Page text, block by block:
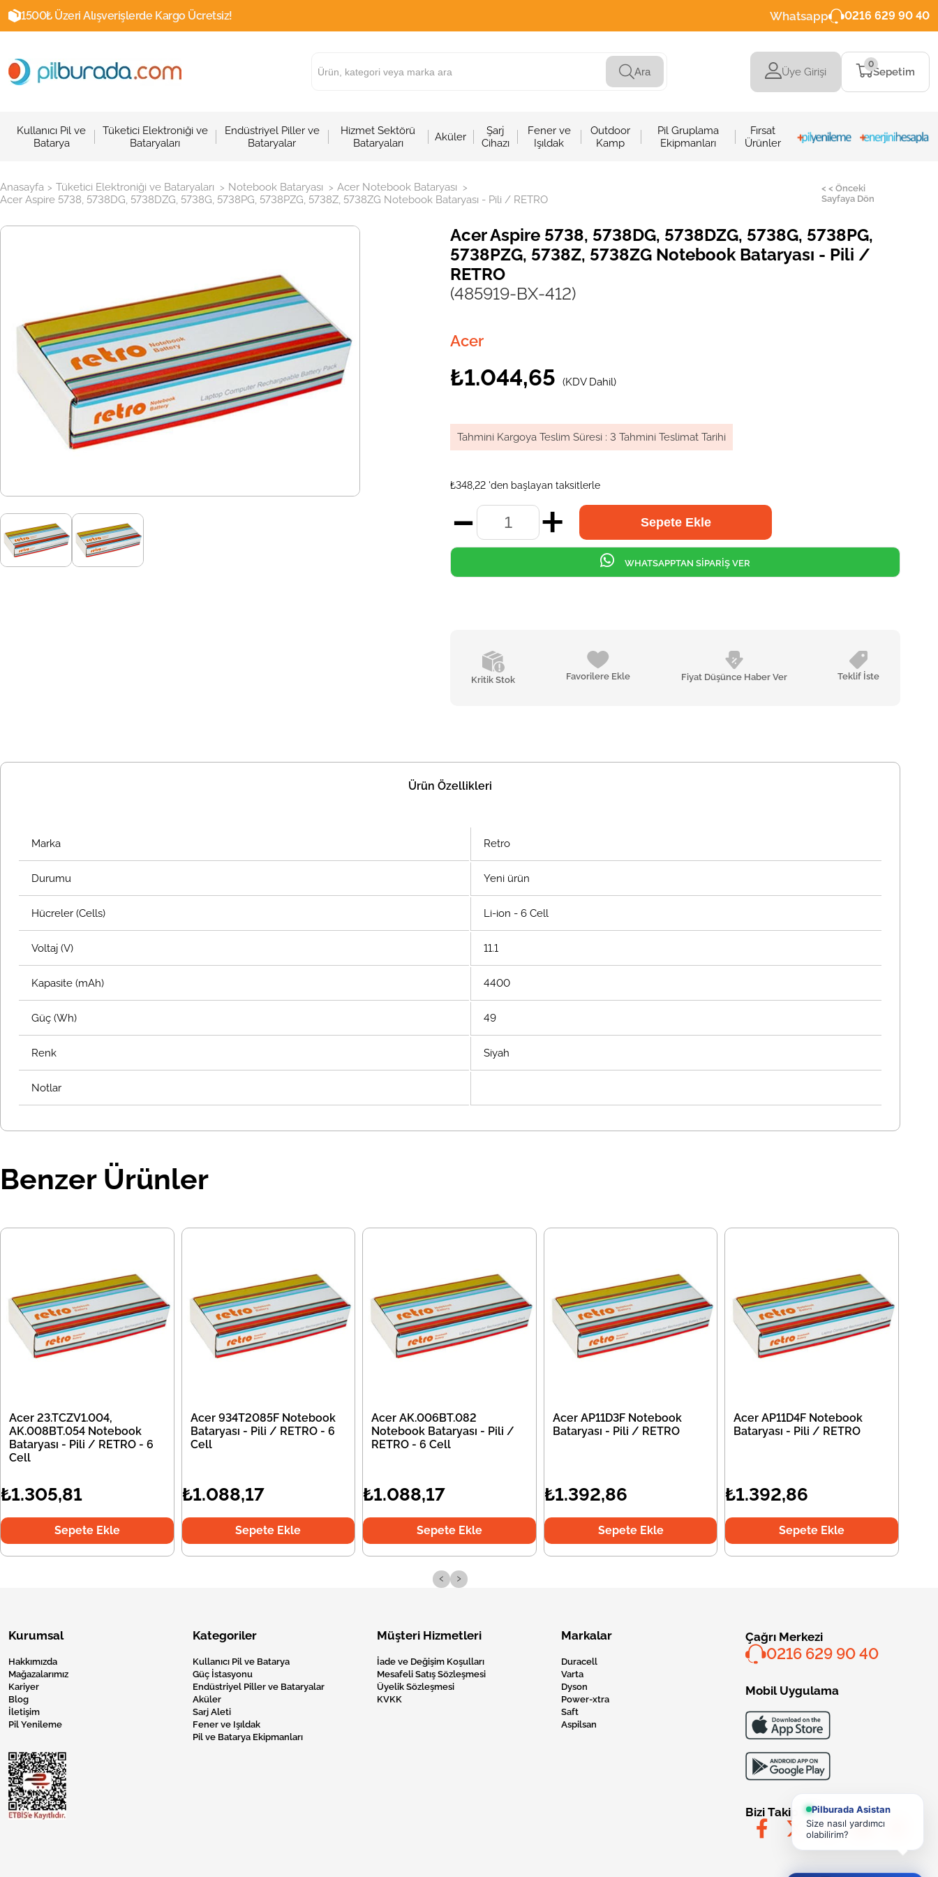
1500₺ Üzeri Alışverişlerde Kargo Ücretsiz! Whatsapp 0216 629 90 40
Ara Üye Girişi Sepetim
0
Kullanıcı Pil ve
Batarya
Tüketici Elektroniği ve
Bataryaları
Endüstriyel Piller ve
Bataryalar
Hizmet Sektörü
Bataryaları
Aküler
Şarj
Cihazı
Fener ve
Işıldak
Outdoor
Kamp
Pil Gruplama
Ekipmanları
Fırsat
Ürünler
Anasayfa > Tüketici Elektroniği ve Bataryaları > Notebook Bataryası > Acer Notebook Bataryası >
Acer Aspire 5738, 5738DG, 5738DZG, 5738G, 5738PG, 5738PZG, 5738Z, 5738ZG Notebook Bataryası - Pili / RETRO
< < Önceki
Sayfaya Dön
Acer Aspire 5738, 5738DG, 5738DZG, 5738G, 5738PG,
5738PZG, 5738Z, 5738ZG Notebook Bataryası - Pili /
RETRO
(485919-BX-412)
Acer
₺1.044,65 (KDV Dahil)
Tahmini Kargoya Teslim Süresi : 3 Tahmini Teslimat Tarihi
₺348,22 'den başlayan taksitlerle
Kritik Stok Favorilere Ekle Fiyat Düşünce Haber Ver Teklif İste
WHATSAPPTAN SİPARİŞ VER
Ürün Özellikleri
Marka Retro
Durumu Yeni ürün
Hücreler (Cells) Li-ion - 6 Cell
Voltaj (V) 11.1
Kapasite (mAh) 4400
Güç (Wh) 49
Renk Siyah
Notlar
Benzer Ürünler
Acer 23.TCZV1.004,
AK.008BT.054 Notebook
Bataryası - Pili / RETRO - 6
Cell
₺1.305,81
Sepete Ekle
Acer 934T2085F Notebook
Bataryası - Pili / RETRO - 6
Cell
₺1.088,17
Sepete Ekle
Acer AK.006BT.082
Notebook Bataryası - Pili /
RETRO - 6 Cell
₺1.088,17
Sepete Ekle
Acer AP11D3F Notebook
Bataryası - Pili / RETRO
₺1.392,86
Sepete Ekle
Acer AP11D4F Notebook
Bataryası - Pili / RETRO
₺1.392,86
Sepete Ekle
‹ ›
Kurumsal
Hakkımızda
Mağazalarımız
Kariyer
Blog
İletişim
Pil Yenileme
Kategoriler
Kullanıcı Pil ve Batarya
Güç İstasyonu
Endüstriyel Piller ve Bataryalar
Aküler
Sarj Aleti
Fener ve Işıldak
Pil ve Batarya Ekipmanları
Müşteri Hizmetleri
İade ve Değişim Koşulları
Mesafeli Satış Sözleşmesi
Üyelik Sözleşmesi
KVKK
Markalar
Duracell
Varta
Dyson
Power-xtra
Saft
Aspilsan
Çağrı Merkezi
0216 629 90 40
Mobil Uygulama
Bizi Takip EdinPilburada Asistan
Size nasıl yardımcı
olabilirim?